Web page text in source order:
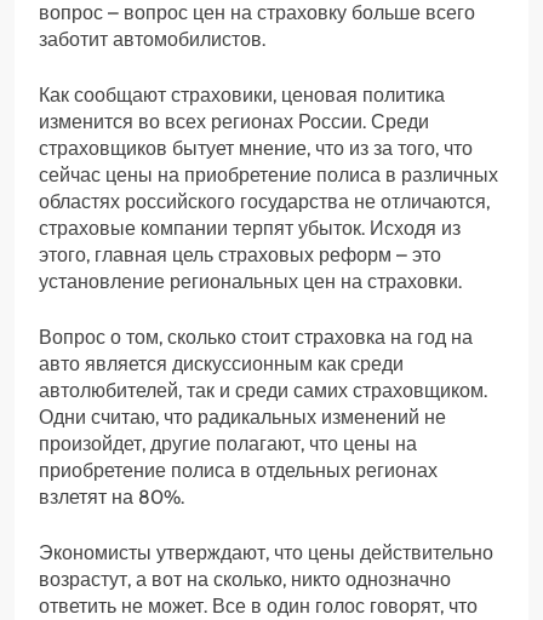
вопрос – вопрос цен на страховку больше всего
заботит автомобилистов.
Как сообщают страховики, ценовая политика
изменится во всех регионах России. Среди
страховщиков бытует мнение, что из за того, что
сейчас цены на приобретение полиса в различных
областях российского государства не отличаются,
страховые компании терпят убыток. Исходя из
этого, главная цель страховых реформ – это
установление региональных цен на страховки.
Вопрос о том, сколько стоит страховка на год на
авто является дискуссионным как среди
автолюбителей, так и среди самих страховщиком.
Одни считаю, что радикальных изменений не
произойдет, другие полагают, что цены на
приобретение полиса в отдельных регионах
взлетят на 80%.
Экономисты утверждают, что цены действительно
возрастут, а вот на сколько, никто однозначно
ответить не может. Все в один голос говорят, что